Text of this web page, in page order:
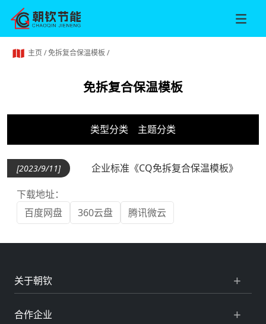
主页/免拆复合保温模板 /
免拆复合保温模板
类型分类 主题分类
[2023/9/11]
企业标准《CQ免拆复合保温模板》
下载地址：
百度网盘
360云盘 腾讯微云
关于朝钦
合作企业